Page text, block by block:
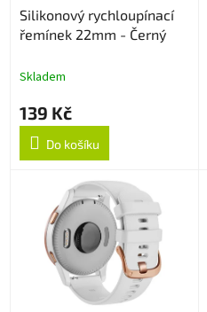
Silikonový rychloupínací
řemínek 22mm - Černý
Skladem
139 Kč
Do košíku